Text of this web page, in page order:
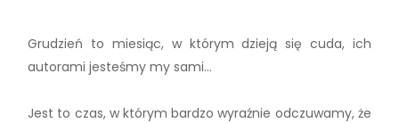
Grudzień to miesiąc, w którym dzieją się cuda, ich
autorami jesteśmy my sami…
Jest to czas, w którym bardzo wyraźnie odczuwamy, że